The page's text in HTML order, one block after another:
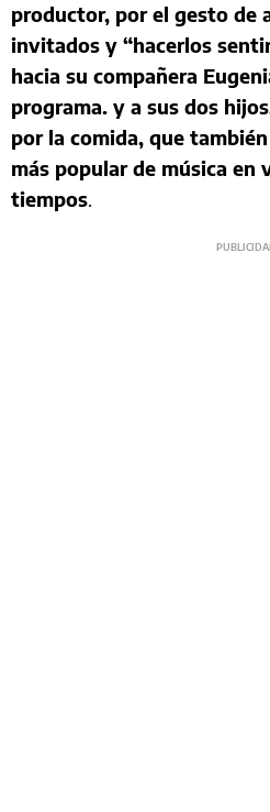
productor, por el gesto de
invitados y “hacerlos
hacia su compañera
programa. y a sus dos
por la comida, que
más popular de música en
tiempos.